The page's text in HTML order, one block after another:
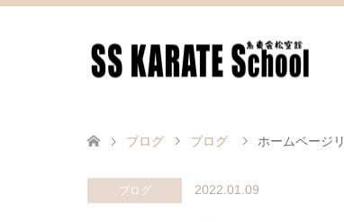
ブログ ブログ ホームページ
ブログ 2022.01.09